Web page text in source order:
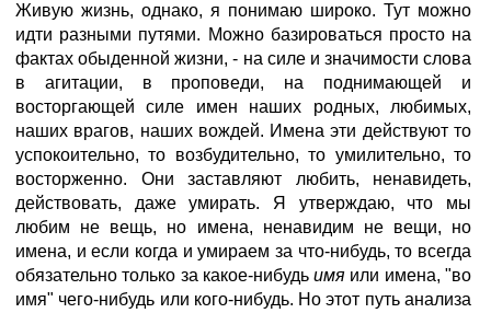
Живую жизнь, однако, я понимаю широко. Тут можно
идти разными путями. Можно базироваться просто на
фактах обыденной жизни, - на силе и значимости слова
в агитации, в проповеди, на поднимающей и
восторгающей силе имен наших родных, любимых,
наших врагов, наших вождей. Имена эти действуют то
успокоительно, то возбудительно, то умилительно, то
восторженно. Они заставляют любить, ненавидеть,
действовать, даже умирать. Я утверждаю, что мы
любим не вещь, но имена, ненавидим не вещи, но
имена, и если когда и умираем за что-нибудь, то всегда
обязательно только за какое-нибудьимя или имена, "во
имя" чего-нибудь или кого-нибудь. Но этот путь анализа